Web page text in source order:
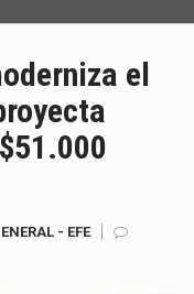
el
- EFE